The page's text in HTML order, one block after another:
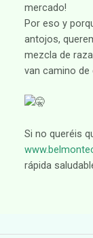
mercado!
Por eso y
antojos,
mezcla de
van camino de
Si no queréis
rápida